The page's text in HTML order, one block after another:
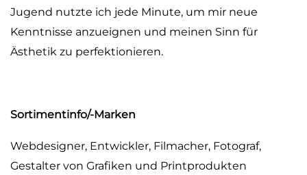
Jugend nutzte ich jede Minute, um mir neue
Kenntnisse anzueignen und meinen Sinn für
Ästhetik zu perfektionieren.
Sortimentinfo/-Marken
Webdesigner, Entwickler, Filmacher, Fotograf,
Gestalter von Grafiken und Printprodukten